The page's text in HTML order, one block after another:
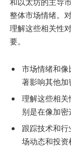
整体市场情绪。
理解这些相关性
要。
市场情绪和
著影响其他加
理解这些相
别是在像加密
跟踪技术和
场动态和投资